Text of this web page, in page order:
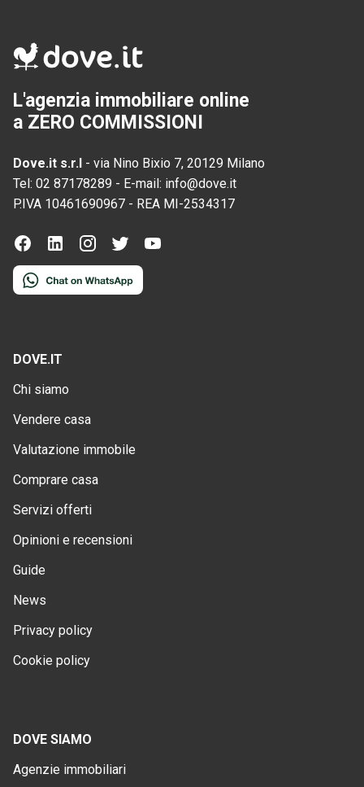
L'agenzia immobiliare online
a ZERO COMMISSIONI
Dove.it s.r.l - via Nino Bixio 7, 20129 Milano
Tel: 02 87178289 - E-mail: info@dove.it
P.IVA 10461690967 - REA MI-2534317
DOVE.IT
Chi siamo
Vendere casa
Valutazione immobile
Comprare casa
Servizi offerti
Opinioni e recensioni
Guide
News
Privacy policy
Cookie policy
DOVE SIAMO
Agenzie immobiliari